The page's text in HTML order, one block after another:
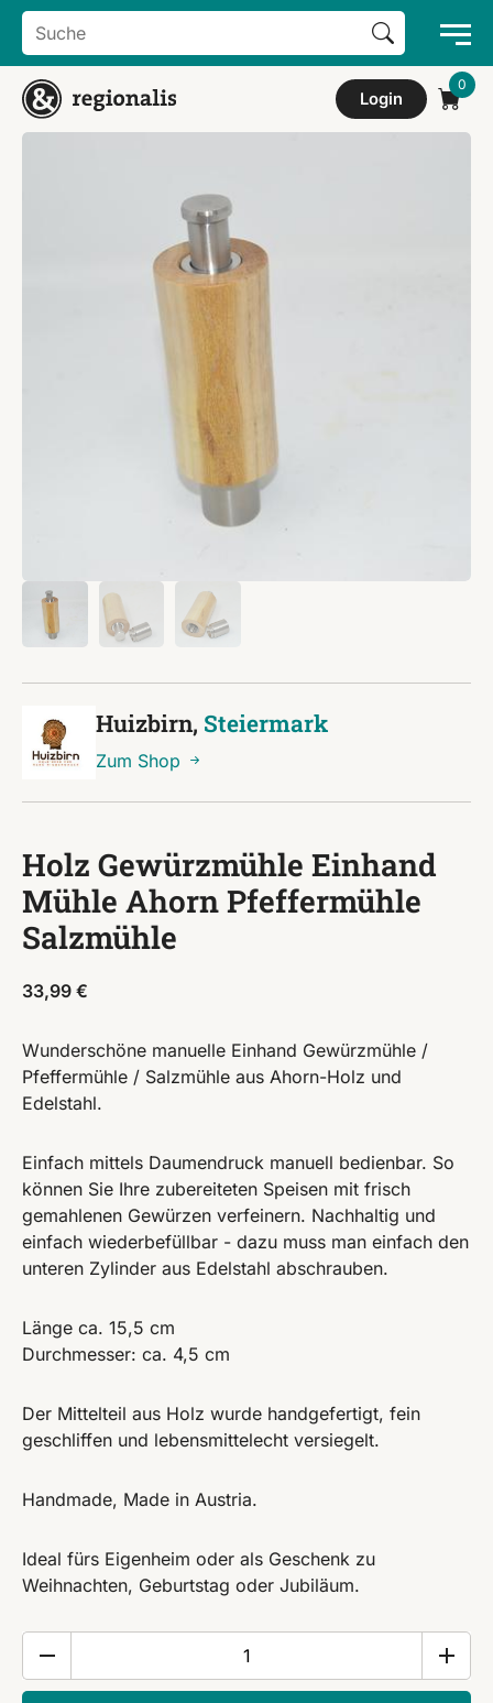
Search
for:
Search Button
Login
Huizbirn, Steiermark
Zum Shop
Holz Gewürzmühle Einhand
Mühle Ahorn Pfeffermühle
Salzmühle
33,99 €
Wunderschöne manuelle Einhand Gewürzmühle /
Pfeffermühle / Salzmühle aus Ahorn-Holz und
Edelstahl.
Einfach mittels Daumendruck manuell bedienbar. So
können Sie Ihre zubereiteten Speisen mit frisch
gemahlenen Gewürzen verfeinern. Nachhaltig und
einfach wiederbefüllbar - dazu muss man einfach den
unteren Zylinder aus Edelstahl abschrauben.
Länge ca. 15,5 cm
Durchmesser: ca. 4,5 cm
Der Mittelteil aus Holz wurde handgefertigt, fein
geschliffen und lebensmittelecht versiegelt.
Handmade, Made in Austria.
Ideal fürs Eigenheim oder als Geschenk zu
Weihnachten, Geburtstag oder Jubiläum.
Einhand